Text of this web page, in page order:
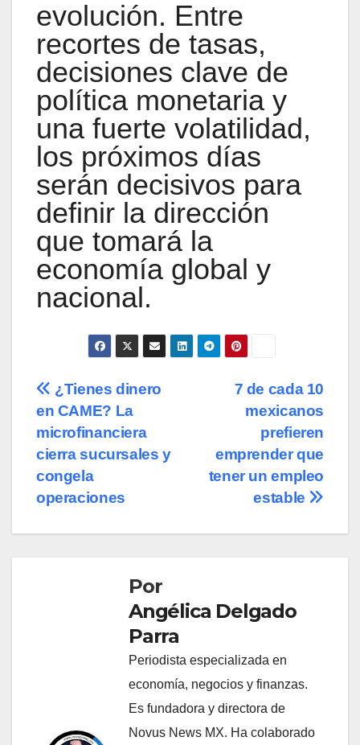
evolución. Entre
recortes de tasas,
decisiones clave de
política monetaria y
una fuerte volatilidad,
los próximos días
serán decisivos para
definir la dirección
que tomará la
economía global y
nacional.
Navegación
de
entradas
7 de cada 10
mexicanos
prefieren
emprender que
tener un empleo
estable
¿Tienes dinero
en CAME? La
microfinanciera
cierra sucursales y
congela
operaciones
Por
Angélica Delgado
Parra
Periodista especializada en
economía, negocios y finanzas.
Es fundadora y directora de
Novus News MX. Ha colaborado